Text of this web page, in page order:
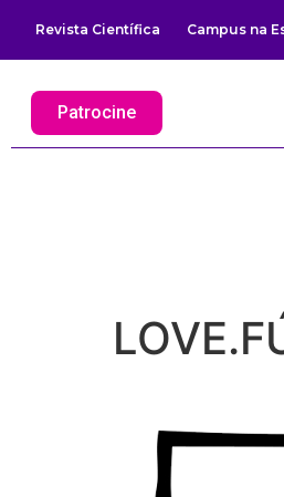
Revista Científica Campus na
Patrocine